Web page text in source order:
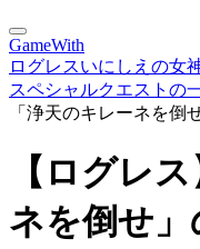
GameWith
ログレスいにしえの女
スペシャルクエストの
「浄天のキレーネを倒
【ログレ
ネを倒せ